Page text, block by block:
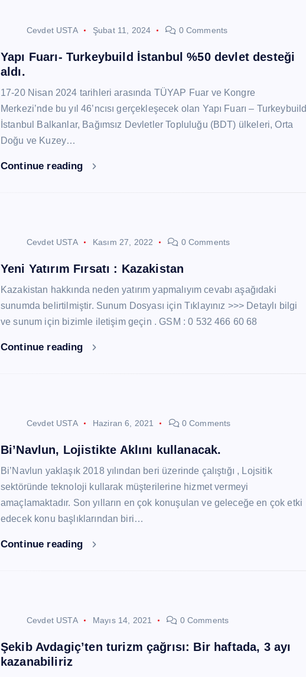
Cevdet USTA Şubat 11, 2024 0 Comments
Yapı Fuarı- Turkeybuild İstanbul %50 devlet desteği
aldı.
17-20 Nisan 2024 tarihleri arasında TÜYAP Fuar ve Kongre
Merkezi’nde bu yıl 46’ncısı gerçekleşecek olan Yapı Fuarı – Turkeybuild
İstanbul Balkanlar, Bağımsız Devletler Topluluğu (BDT) ülkeleri, Orta
Doğu ve Kuzey…
Continue reading
Cevdet USTA Kasım 27, 2022 0 Comments
Yeni Yatırım Fırsatı : Kazakistan
Kazakistan hakkında neden yatırım yapmalıyım cevabı aşağıdaki
sunumda belirtilmiştir. Sunum Dosyası için Tıklayınız >>> Detaylı bilgi
ve sunum için bizimle iletişim geçin . GSM : 0 532 466 60 68
Continue reading
Cevdet USTA Haziran 6, 2021 0 Comments
Bi’Navlun, Lojistikte Aklını kullanacak.
Bi’Navlun yaklaşık 2018 yılından beri üzerinde çalıştığı , Lojsitik
sektöründe teknoloji kullarak müşterilerine hizmet vermeyi
amaçlamaktadır. Son yılların en çok konuşulan ve geleceğe en çok etki
edecek konu başlıklarından biri…
Continue reading
Cevdet USTA Mayıs 14, 2021 0 Comments
Şekib Avdagiç’ten turizm çağrısı: Bir haftada, 3 ayı
kazanabiliriz